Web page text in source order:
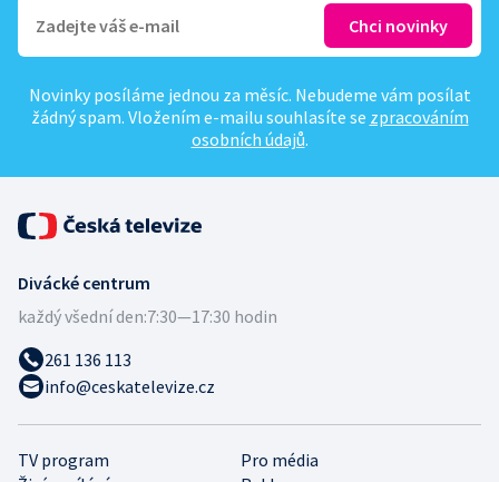
Novinky posíláme jednou za měsíc. Nebudeme vám posílat
žádný spam. Vložením e-mailu souhlasíte se zpracováním
osobních údajů.